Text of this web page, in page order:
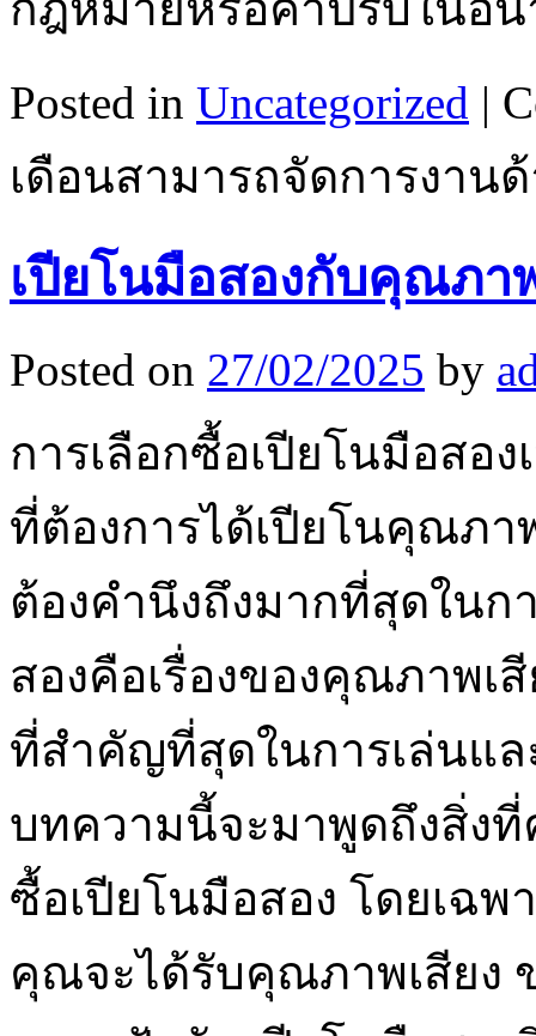
Posted in Uncategorized |
เดือนสามารถจัดการงาน
เปียโนมือสองกับคุณภา
Posted on 27/02/2025 by
การเลือกซื้อเปียโนมือสอ
ที่ต้องการได้เปียโนคุณภ
ต้องคำนึงถึงมากที่สุดในก
สองคือเรื่องของคุณภาพเสี
ที่สำคัญที่สุดในการเล่นแล
บทความนี้จะมาพูดถึงสิ่ง
ซื้อเปียโนมือสอง โดยเฉพ
คุณจะได้รับคุณภาพเสียง